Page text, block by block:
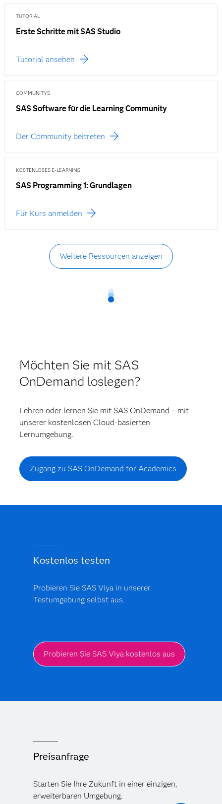
TUTORIAL
Erste Schritte mit SAS Studio
Tutorial ansehen
COMMUNITYS
SAS Software für die Learning Community
Der Community beitreten
KOSTENLOSES E-LEARNING
SAS Programming 1: Grundlagen
Für Kurs anmelden
Weitere Ressourcen anzeigen
Möchten Sie mit SAS
OnDemand loslegen?
Lehren oder lernen Sie mit SAS OnDemand – mit
unserer kostenlosen Cloud-basierten
Lernumgebung.
Zugang zu SAS OnDemand for Academics
Kostenlos testen
Probieren Sie SAS Viya in unserer
Testumgebung selbst aus.
Probieren Sie SAS Viya kostenlos aus
Preisanfrage
Starten Sie Ihre Zukunft in einer einzigen,
erweiterbaren Umgebung.